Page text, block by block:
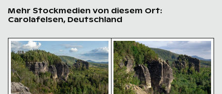
Mehr Stockmedien von diesem Ort:
Carolafelsen, Deutschland
Majestätische Felsformationen des
Majestätische